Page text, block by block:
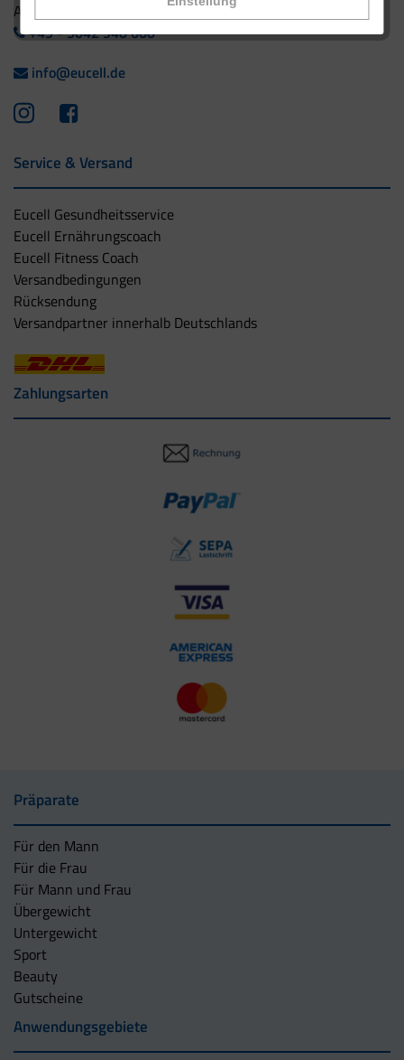
Ausland:
+49 - 5042 940 660
info@eucell.de
Service & Versand
Eucell Gesundheitsservice
Eucell Ernährungscoach
Eucell Fitness Coach
Versandbedingungen
Rücksendung
Versandpartner innerhalb Deutschlands
Zahlungsarten
Präparate
Für den Mann
Für die Frau
Für Mann und Frau
Übergewicht
Untergewicht
Sport
Beauty
Gutscheine
Anwendungsgebiete